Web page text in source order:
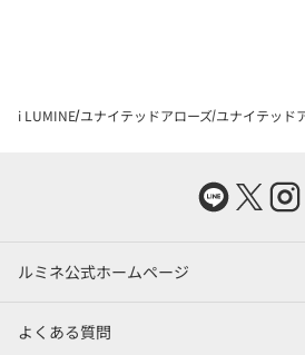
i LUMINE ユナイテッドアローズ ユナイテッド
ルミネ公式ホームページ
よくある質問